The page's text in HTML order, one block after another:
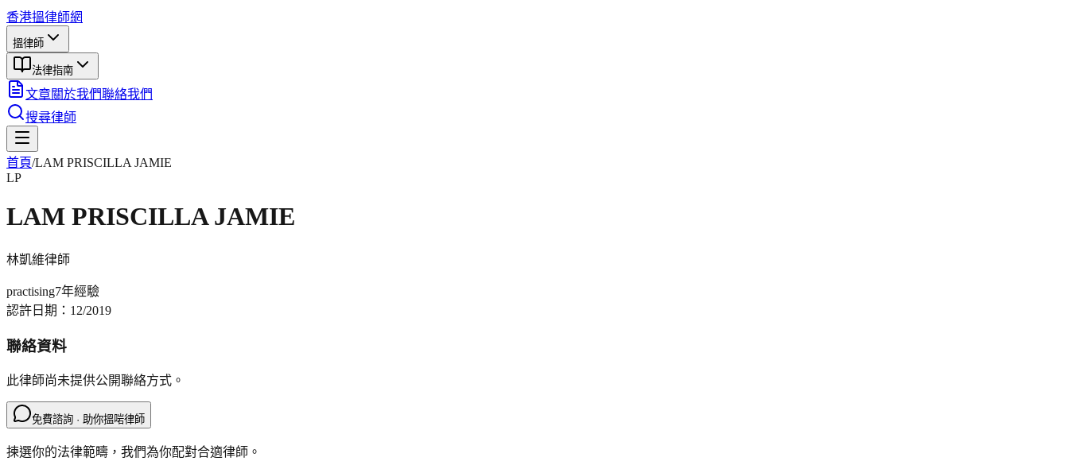
香港搵律師網
搵律師
法律指南
文章關於我們聯絡我們
搜尋律師
首頁/LAM PRISCILLA JAMIE
LP
LAM PRISCILLA JAMIE
林凱維律師
practising7年經驗
認許日期： 12/2019
聯絡資料
此律師尚未提供公開聯絡方式。
免費諮詢 · 助你搵啱律師
揀選你的法律範疇，我們為你配對合適律師。